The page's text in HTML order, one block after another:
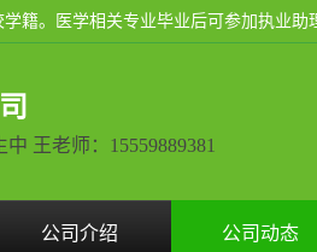
王老师：15559889381
公司介绍 公司动态